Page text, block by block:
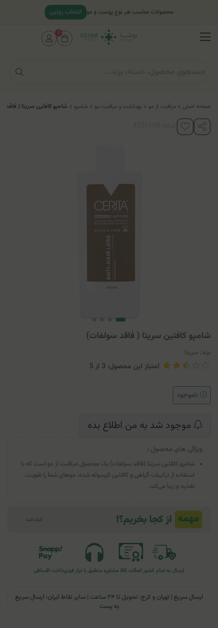
صفحه اصلی مراقبت از مو بهداشت و مراقبت مو شامپو شامپو کافئین سریتا ( فاقد
شامپو کافئین سریتا ( فاقد سولفات)
برند: سریتا
امتیاز این محصول: 3 از 5
ناموجود
موجود شد به من اطلاع بده
ویژگی های محصول :
شامپو کافئین سریتا (فاقد سولفات) یک محصول مراقبت از مو است که با
استفاده از ترکیبات گیاهی و کافئین کپسوله شده، موهای شما را تقویت،
تغذیه و زیبا می‌کند.
ارسال به تمام کشوراصالت کالا مشاوره منطبق با نیاز فردپرداخت اقساطی
ارسال سریع | تهران و کرج: تحویل تا ۲۴ ساعت | سایر نقاط ایران: ارسال سریع
به پست
محصولات مناسب هر نوع پوست و مو انتخاب روتین
0